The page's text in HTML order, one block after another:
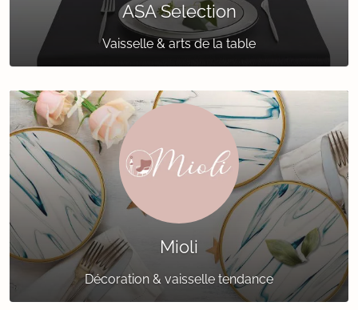
ASA Selection
Vaisselle & arts de la table
Mioli
Décoration & vaisselle tendance